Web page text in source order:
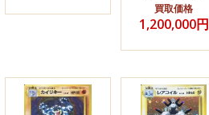
買取価格
1,200,000円